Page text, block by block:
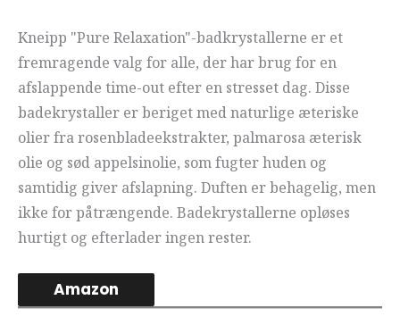
Kneipp "Pure Relaxation"-badkrystallerne er et
fremragende valg for alle, der har brug for en
afslappende time-out efter en stresset dag. Disse
badekrystaller er beriget med naturlige æteriske
olier fra rosenbladeekstrakter, palmarosa æterisk
olie og sød appelsinolie, som fugter huden og
samtidig giver afslapning. Duften er behagelig, men
ikke for påtrængende. Badekrystallerne opløses
hurtigt og efterlader ingen rester.
Amazon